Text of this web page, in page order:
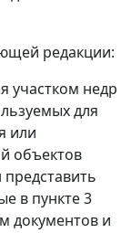
редакции:
участком недр
для
или
объектов
в пункте 3
документов и